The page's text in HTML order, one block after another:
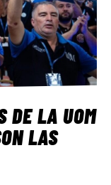
DE LA UOM
LAS